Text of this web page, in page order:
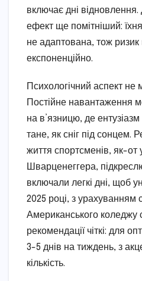
включає дні відновлення.
ефект ще помітніший:
не адаптована, тож
експоненційно.
Психологічний аспект
Постійне навантаження
на в’язницю, де
тане, як сніг під сонцем.
життя спортсменів, як-от
Шварценеггера,
включали легкі дні, щоб
2025 році, з урахуванням
Американського коледжу
рекомендації чіткі: для
3-5 днів на тиждень, з
кількість.